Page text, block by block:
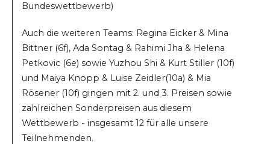
Bundeswettbewerb)
Auch die weiteren Teams: Regina Eicker & Mina
Bittner (6f), Ada Sontag & Rahimi Jha & Helena
Petkovic (6e) sowie Yuzhou Shi & Kurt Stiller (10f)
und Maiya Knopp & Luise Zeidler(10a) & Mia
Rösener (10f) gingen mit 2. und 3. Preisen sowie
zahlreichen Sonderpreisen aus diesem
Wettbewerb - insgesamt 12 für alle unsere
Teilnehmenden.